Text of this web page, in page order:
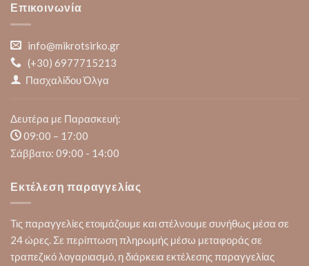
Επικοινωνία
info@mikrotsirko.gr
(+30) 6977715213
Πασχαλίδου Όλγα
Δευτέρα με Παρασκευή:
09:00 – 17:00
Σάββατο: 09:00 - 14:00
Εκτέλεση παραγγελίας
Τις παραγγελίες ετοιμάζουμε και στέλνουμε συνήθως μέσα σε
24 ώρες. Σε περίπτωση πληρωμής μέσω μεταφοράς σε
τραπεζικό λογαριασμό, η διάρκεια εκτέλεσης παραγγελίας